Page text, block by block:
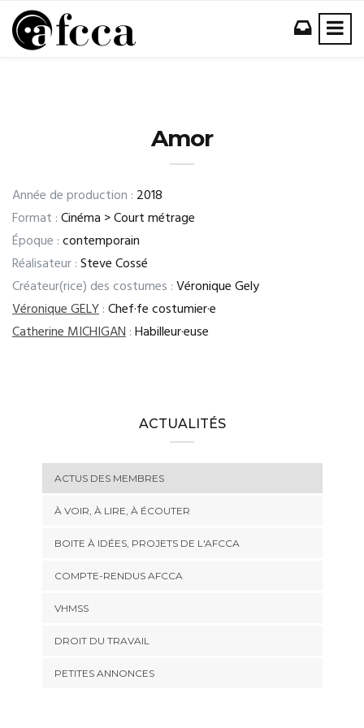
Amor
Année de production : 2018
Format :Cinéma > Court métrage
Époque :contemporain
Réalisateur :Steve Cossé
Créateur(rice) des costumes :Véronique Gely
Véronique GELY:Chef·fe costumier·e
Catherine MICHIGAN:Habilleur·euse
ACTUALITÉS
ACTUS DES MEMBRES
À VOIR, À LIRE, À ÉCOUTER
BOITE À IDÉES, PROJETS DE L'AFCCA
COMPTE-RENDUS AFCCA
VHMSS
DROIT DU TRAVAIL
PETITES ANNONCES